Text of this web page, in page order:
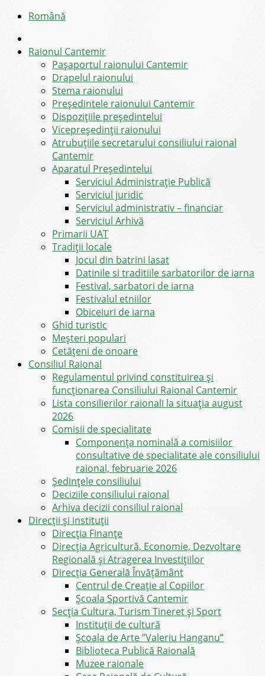
Română
Raionul Cantemir
Pașaportul raionului Cantemir
Drapelul raionului
Stema raionului
Preşedintele raionului Cantemir
Dispozițiile președintelui
Vicepreşedinţii raionului
Atrubuțiile secretarului consiliului raional
Cantemir
Aparatul Preşedintelui
Serviciul Administraţie Publică
Serviciul juridic
Serviciul administrativ – financiar
Serviciul Arhivă
Primarii UAT
Tradiții locale
Jocul din batrini lasat
Datinile si traditiile sarbatorilor de iarna
Festival, sarbatori de iarna
Festivalul etniilor
Obiceiuri de iarna
Ghid turistic
Meşteri populari
Cetățeni de onoare
Consiliul Raional
Regulamentul privind constituirea şi
funcţionarea Consiliului Raional Cantemir
Lista consilierilor raionali la situația august
2026
Comisii de specialitate
Componența nominală a comisiilor
consultative de specialitate ale consiliului
raional, februarie 2026
Şedinţele consiliului
Deciziile consiliului raional
Arhiva decizii consiliul raional
Direcții și instituții
Direcţia Finanţe
Direcția Agricultură, Economie, Dezvoltare
Regională și Atragerea Investițiilor
Direcția Generală Învățământ
Centrul de Creație al Copiilor
Școala Sportivă Cantemir
Secția Cultura, Turism Tineret și Sport
Instituții de cultură
Școala de Arte ”Valeriu Hanganu”
Biblioteca Publică Raională
Muzee raionale